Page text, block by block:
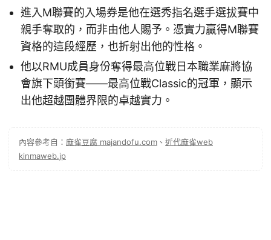
進入M聯賽的入場券是他在選秀指名選手選拔賽中
親手奪取的，而非由他人賜予。憑實力贏得M聯賽
資格的這段經歷，也折射出他的性格。
他以RMU成員身份奪得最高位戰日本職業麻將協
會旗下頭銜賽——最高位戰Classic的冠軍，顯示
出他超越團體界限的卓越實力。
內容參考自： 麻雀豆腐 majandofu.com 、 近代麻雀web
kinmaweb.jp